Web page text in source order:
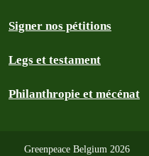
Signer nos pétitions
Legs et testament
Philanthropie et mécénat
Greenpeace Belgium 2026